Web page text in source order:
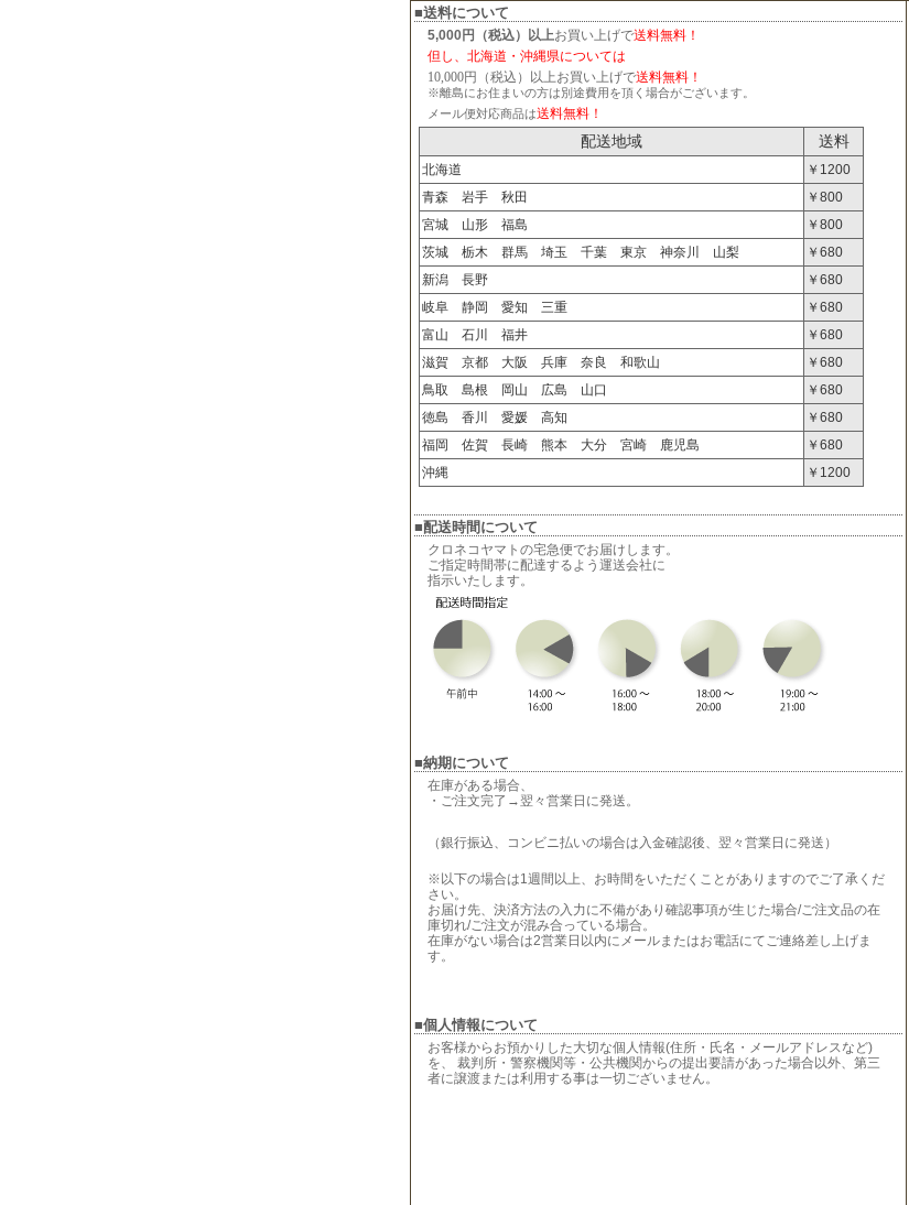
■送料について
5,000円（税込）以上お買い上げで送料無料！
但し、北海道・沖縄県については
10,000円（税込）以上お買い上げで送料無料！
※離島にお住まいの方は別途費用を頂く場合がございます。
メール便対応商品は送料無料！
配送地域 送料
北海道
￥1200
青森 岩手 秋田
￥800
宮城 山形 福島
￥800
茨城 栃木 群馬 埼玉 千葉 東京 神奈川 山梨
￥680
新潟 長野
￥680
岐阜 静岡 愛知 三重
￥680
富山 石川 福井
￥680
滋賀 京都 大阪 兵庫 奈良 和歌山
￥680
鳥取 島根 岡山 広島 山口
￥680
徳島 香川 愛媛 高知
￥680
福岡 佐賀 長崎 熊本 大分 宮崎 鹿児島
￥680
沖縄
￥1200
■配送時間について
クロネコヤマトの宅急便でお届けします。
ご指定時間帯に配達するよう運送会社に
指示いたします。
■納期について
在庫がある場合、
・ご注文完了→翌々営業日に発送。
（銀行振込、コンビニ払いの場合は入金確認後、翌々営業日に発送）
※以下の場合は1週間以上、お時間をいただくことがありますのでご了承くだ
さい。
お届け先、決済方法の入力に不備があり確認事項が生じた場合/ご注文品の在
庫切れ/ご注文が混み合っている場合。
在庫がない場合は2営業日以内にメールまたはお電話にてご連絡差し上げま
す。
■個人情報について
お客様からお預かりした大切な個人情報(住所・氏名・メールアドレスなど)
を、 裁判所・警察機関等・公共機関からの提出要請があった場合以外、第三
者に譲渡または利用する事は一切ございません。